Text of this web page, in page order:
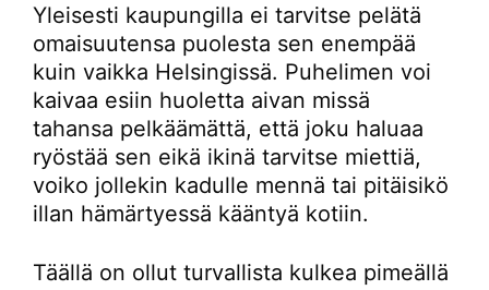
Yleisesti kaupungilla ei tarvitse pelätä
omaisuutensa puolesta sen enempää
kuin vaikka Helsingissä. Puhelimen voi
kaivaa esiin huoletta aivan missä
tahansa pelkäämättä, että joku haluaa
ryöstää sen eikä ikinä tarvitse miettiä,
voiko jollekin kadulle mennä tai pitäisikö
illan hämärtyessä kääntyä kotiin.
Täällä on ollut turvallista kulkea pimeällä